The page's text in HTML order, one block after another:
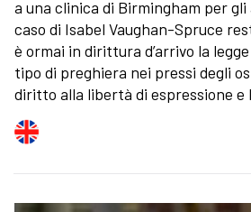
a una clinica di Birmingham per
caso di Isabel Vaughan-Spruce
è ormai in dirittura d’arrivo la
tipo di preghiera nei pressi degli
diritto alla libertà di espressione e